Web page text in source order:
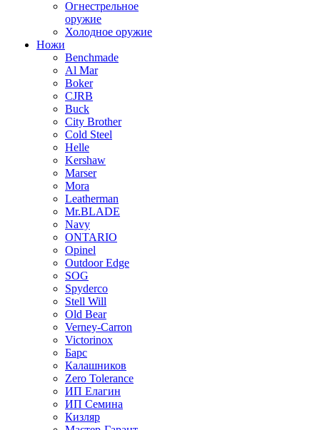
Огнестрельное
оружие
Холодное оружие
Ножи
Benchmade
Al Mar
Boker
CJRB
Buck
City Brother
Cold Steel
Helle
Kershaw
Marser
Mora
Leatherman
Mr.BLADE
Navy
ONTARIO
Opinel
Outdoor Edge
SOG
Spyderco
Stell Will
Old Bear
Verney-Carron
Victorinox
Барс
Калашников
Zero Tolerance
ИП Елагин
ИП Семина
Кизляр